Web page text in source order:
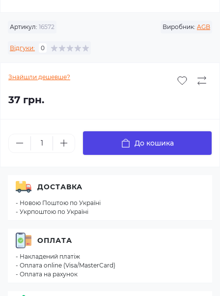
Артикул: 16572 Виробник: AGB
Відгуки: 0
Знайшли дешевше?
37 грн.
До кошика
ДОСТАВКА
- Новою Поштою по Україні
- Укрпоштою по Україні
ОПЛАТА
- Накладений платіж
- Оплата online (Visa/MasterCard)
- Оплата на рахунок